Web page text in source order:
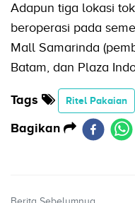
Adapun tiga lokasi
beroperasi pada
Mall Samarinda
Batam, dan Plaza
Tags Ritel Pakaian
Bagikan